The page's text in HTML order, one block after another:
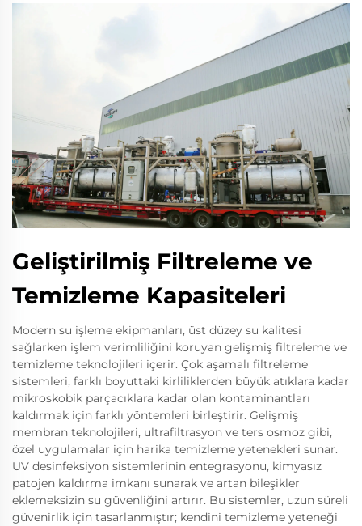
Geliştirilmiş Filtreleme ve
Temizleme Kapasiteleri
Modern su işleme ekipmanları, üst düzey su kalitesi
sağlarken işlem verimliliğini koruyan gelişmiş filtreleme ve
temizleme teknolojileri içerir. Çok aşamalı filtreleme
sistemleri, farklı boyuttaki kirliliklerden büyük atıklara kadar
mikroskobik parçacıklara kadar olan kontaminantları
kaldırmak için farklı yöntemleri birleştirir. Gelişmiş
membran teknolojileri, ultrafiltrasyon ve ters osmoz gibi,
özel uygulamalar için harika temizleme yetenekleri sunar.
UV desinfeksiyon sistemlerinin entegrasyonu, kimyasız
patojen kaldırma imkanı sunarak ve artan bileşikler
eklemeksizin su güvenliğini artırır. Bu sistemler, uzun süreli
güvenirlik için tasarlanmıştır; kendini temizleme yeteneği